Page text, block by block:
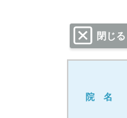
閉じる
院 名